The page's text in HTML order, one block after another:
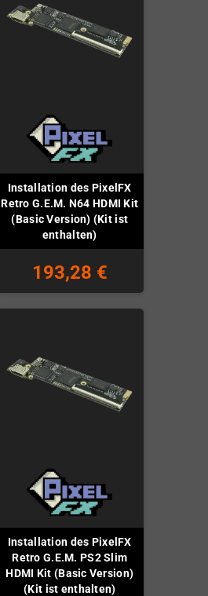
Installation des PixelFX
Retro G.E.M. N64 HDMI Kit
(Basic Version) (Kit ist
enthalten)
193,28 €
Installation des PixelFX
Retro G.E.M. PS2 Slim
HDMI Kit (Basic Version)
(Kit ist enthalten)